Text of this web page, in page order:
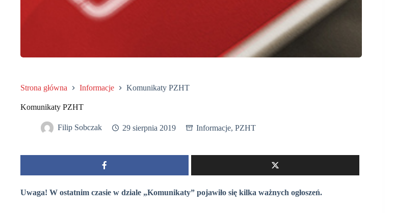
Strona główna Informacje Komunikaty PZHT
Komunikaty PZHT
Filip Sobczak 29 sierpnia 2019 Informacje, PZHT
Uwaga! W ostatnim czasie w dziale „Komunikaty” pojawiło się kilka ważnych ogłoszeń.